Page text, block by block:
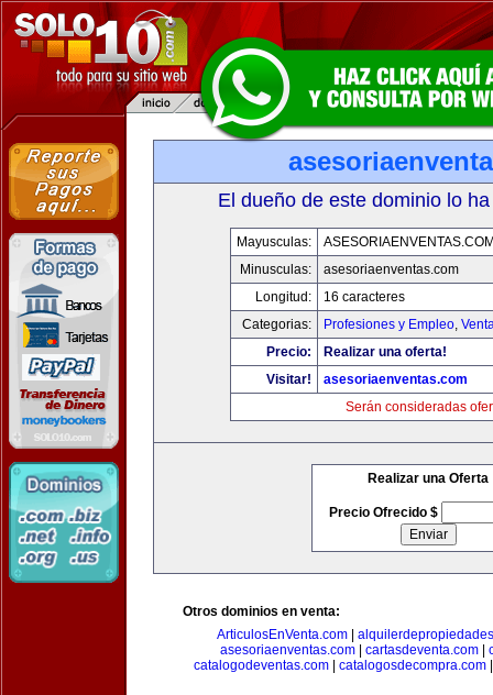
El dueño de este dominio lo
Mayusculas:
Minusculas:
asesoriaenventas.com
Longitud:
16 caracteres
Categorias:
Profesiones y Empleo,
Precio:
Realizar una oferta!
Visitar!
asesoriaenventas.com
Serán consideradas
Realizar una Oferta
Precio Ofrecido $
Otros dominios en venta:
ArticulosEnVenta.com|
asesoriaenventas.com
cartasdeventa.com
catalogodeventas.com
catalogosdecompra.com